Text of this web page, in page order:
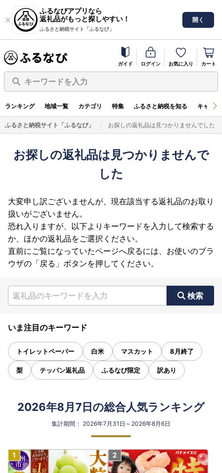
ふるなびアプリなら
返礼品がもっと探しやすい！
ふるさと納税サイト「ふるなび」
開く
ガイド ログイン お気に入り カート
キーワードを入力
ランキング 地域一覧 カテゴリ 特集 ふるさと納税を知る キャン
ふるさと納税サイト「ふるなび」 お探しの返礼品は見つかりませんでした
お探しの返礼品は見つかりませんで
した
大変申し訳ございませんが、現在該当する返礼品のお取り
扱いがございません。
恐れ入りますが、以下よりキーワードを入力して検索する
か、ほかの返礼品をご選択ください。
直前にご覧になっていたページへ戻るには、お使いのブラ
ウザの「戻る」ボタンを押してください。
検索
いま注目のキーワード
トイレットペーパー 白米 マスカット 8月終了
梨 テッパン返礼品 ふるなび限定 訳あり
2026年8月7日の総合人気ランキング
集計期間： 2026年7月31日～2026年8月6日